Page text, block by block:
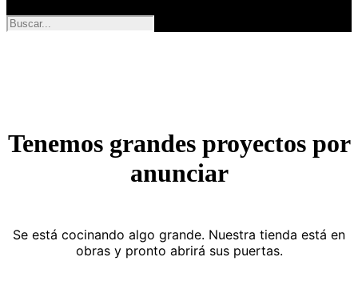
Tenemos grandes proyectos por
anunciar
Se está cocinando algo grande. Nuestra tienda está en
obras y pronto abrirá sus puertas.